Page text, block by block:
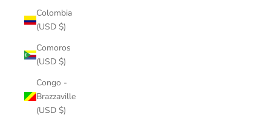
Colombia
(USD $)
Comoros
(USD $)
Congo -
Brazzaville
(USD $)